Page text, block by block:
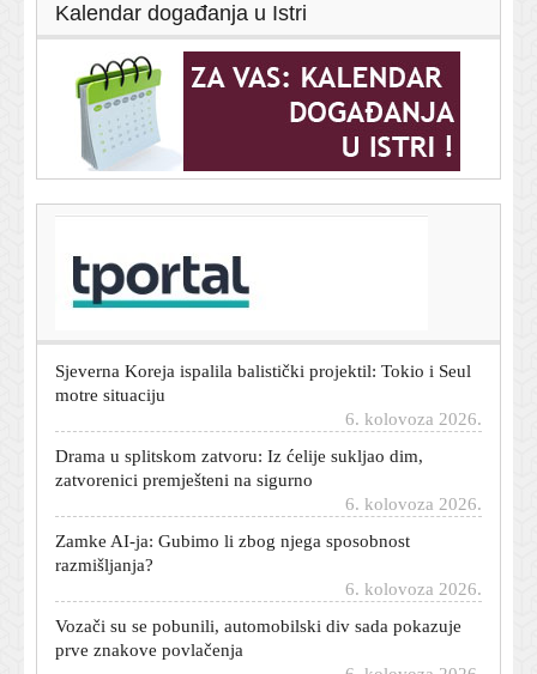
Kalendar događanja u Istri
Potpisan ugovor: Split dobiva novi Centar za starije
osobe
Sjeverna Koreja ispalila balistički projektil: Tokio i Seul
motre situaciju
Drama u splitskom zatvoru: Iz ćelije sukljao dim,
zatvorenici premješteni na sigurno
Zamke AI-ja: Gubimo li zbog njega sposobnost
razmišljanja?
Vozači su se pobunili, automobilski div sada pokazuje
prve znakove povlačenja